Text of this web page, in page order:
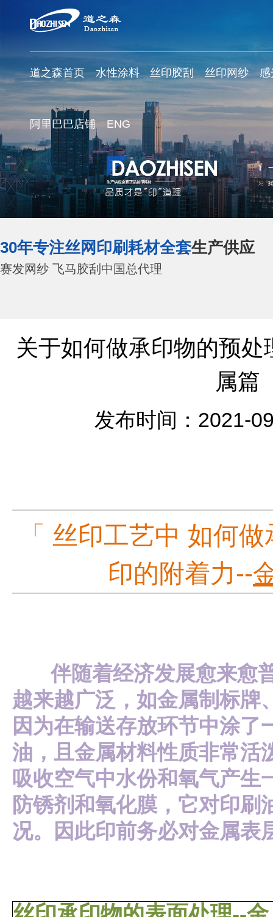
道之森首页 水性涂料 丝印胶刮 丝印网纱 感
阿里巴巴店铺 ENG
30年专注丝网印刷耗材全套生产供应
赛发网纱 飞马胶刮中国总代理
关于如何做承印物的预
属篇
发布时间：2021-
「 丝印工艺中 如何
印的附着力--
伴随着经济发展愈来愈
越来越广泛，如金属制标牌
因为在输送存放环节中涂
油，且金属材料性质非常活
吸收空气中水份和氧气产生
防锈剂和氧化膜，它对印刷
况。因此印前务必对金属表